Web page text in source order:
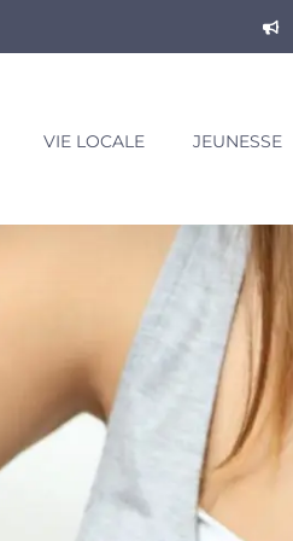
VIE LOCALE JEUNESSE